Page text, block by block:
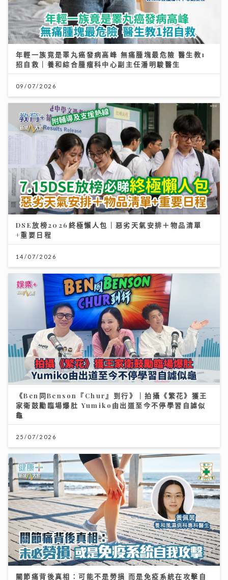
年輕一族竟是睪丸癌發病高峰 無痛腫塊最危險 醫生教1
招自救｜養和綜合腫瘤科中心副主任潘明駿醫生
09/07/2026
DSE放榜2026終極懶人包｜惡劣天氣安排＋物品清單
+重要日程
14/07/2026
《Ben同Benson『Chur』到行》｜拍攝《繁花》獲王
家衛鼓勵臨場爆肚 Yumiko由出道至今不停學習自謔似
龜
25/07/2026
關節痛背後真相：可能不是勞損 而是免疫系統在攻擊自